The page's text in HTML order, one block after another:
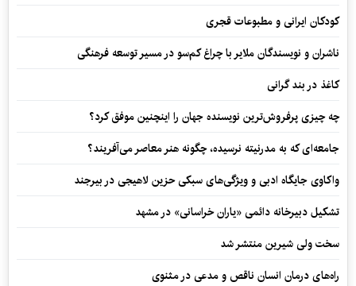
کودکان ایرانی و مطبوعات قجری
ناشران و نویسندگان ملایر با چراغ کم‌سو در مسیر توسعه فرهنگی
کاغذ در بند گرانی
چه چیزی پرفروش‌ترین نویسنده جهان را اینچنین موفق کرد؟
جامعه‌ای که به مدرنیته نرسیده، چگونه هنر معاصر می‌آفریند؟
واکاوی جایگاه ادبی و ویژگی‌های سبکی حزین لاهیجی در بیرجند
تشکیل دبیرخانه دائمی «یاران خراسانی» در مشهد
سخت ولی شیرین منتشر شد
راه‌های درمان انسان ناقص و مدعی در مثنوی